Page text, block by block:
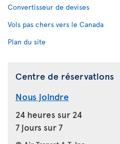
Convertisseur de devises
Vols pas chers vers le Canada
Plan du site
Centre de réservations
Nous joindre
24 heures sur 24
7 jours sur 7